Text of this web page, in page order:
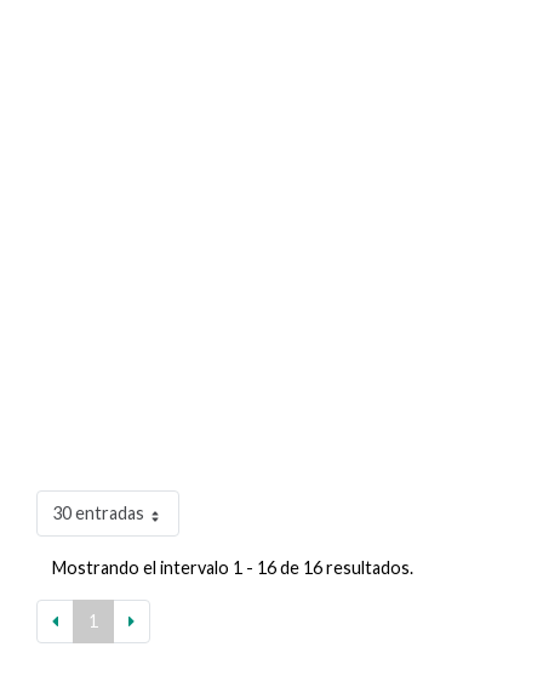
30 entradas
Mostrando el intervalo 1 - 16 de 16 resultados.
1